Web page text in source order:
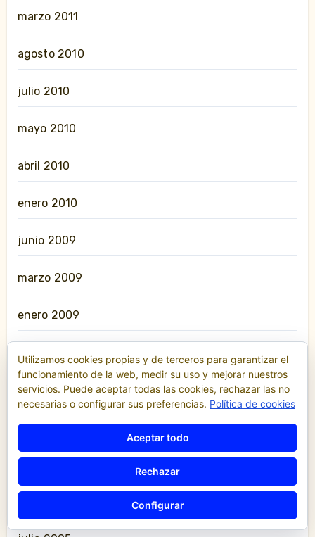
marzo 2011
agosto 2010
julio 2010
mayo 2010
abril 2010
enero 2010
junio 2009
marzo 2009
enero 2009
noviembre 2008
julio 2008
junio 2008
diciembre 2007
Utilizamos cookies propias y de terceros para garantizar el
funcionamiento de la web, medir su uso y mejorar nuestros
servicios. Puede aceptar todas las cookies, rechazar las no
necesarias o configurar sus preferencias. Política de cookies
Aceptar todo
Rechazar
Configurar